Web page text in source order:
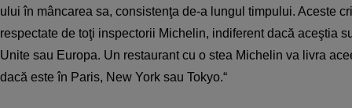
ului în mâncarea sa, consistenţa de-a lungul timpului. Aceste
respectate de toţi inspectorii Michelin, indiferent dacă aceştia
Unite sau Europa. Un restaurant cu o stea Michelin va livra
dacă este în Paris, New York sau Tokyo.“